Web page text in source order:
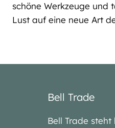
schöne Werkzeuge und
Lust auf eine neue Art
Bell Trade
Bell Trade